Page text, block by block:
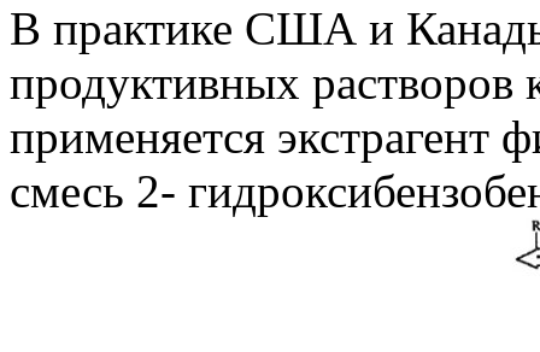
В практике США и
продуктивных растворов
применяется
смесь 2-